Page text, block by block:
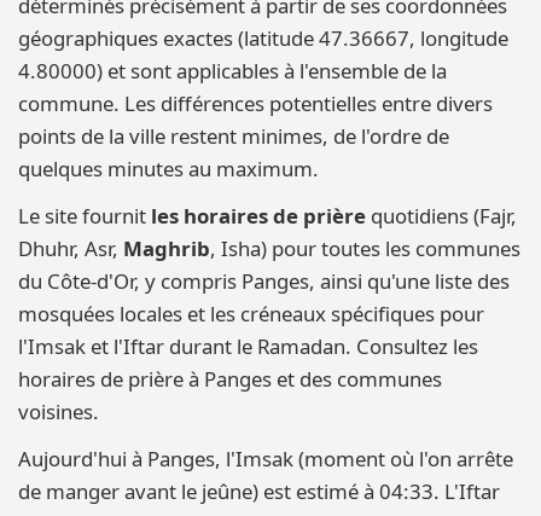
déterminés précisément à partir de ses coordonnées
géographiques exactes (latitude 47.36667, longitude
4.80000) et sont applicables à l'ensemble de la
commune. Les différences potentielles entre divers
points de la ville restent minimes, de l'ordre de
quelques minutes au maximum.
Le site fournit les horaires de prière quotidiens (Fajr,
Dhuhr, Asr, Maghrib, Isha) pour toutes les communes
du Côte-d'Or, y compris Panges, ainsi qu'une liste des
mosquées locales et les créneaux spécifiques pour
l'Imsak et l'Iftar durant le Ramadan. Consultez les
horaires de prière à Panges et des communes
voisines.
Aujourd'hui à Panges, l'Imsak (moment où l'on arrête
de manger avant le jeûne) est estimé à 04:33. L'Iftar